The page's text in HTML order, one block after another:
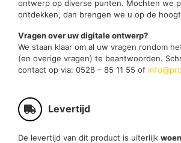
ontwerp op diverse punten. Mochten we
ontdekken, dan brengen we u op de
Vragen over uw digitale ontwerp?
We staan klaar om al uw vragen rondom
(en overige vragen) te beantwoorden.
contact op via: 0528 – 85 11 55 of
Levertijd
De levertijd van dit product is uiterlijk